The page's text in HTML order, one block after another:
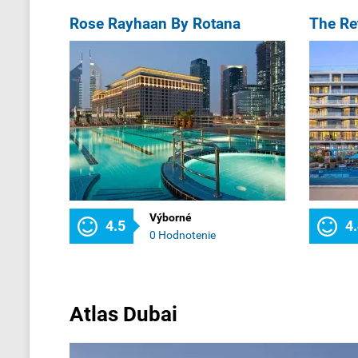
Rose Rayhaan By Rotana
4.5
Výborné
0 Hodnotenie
Atlas Dubai